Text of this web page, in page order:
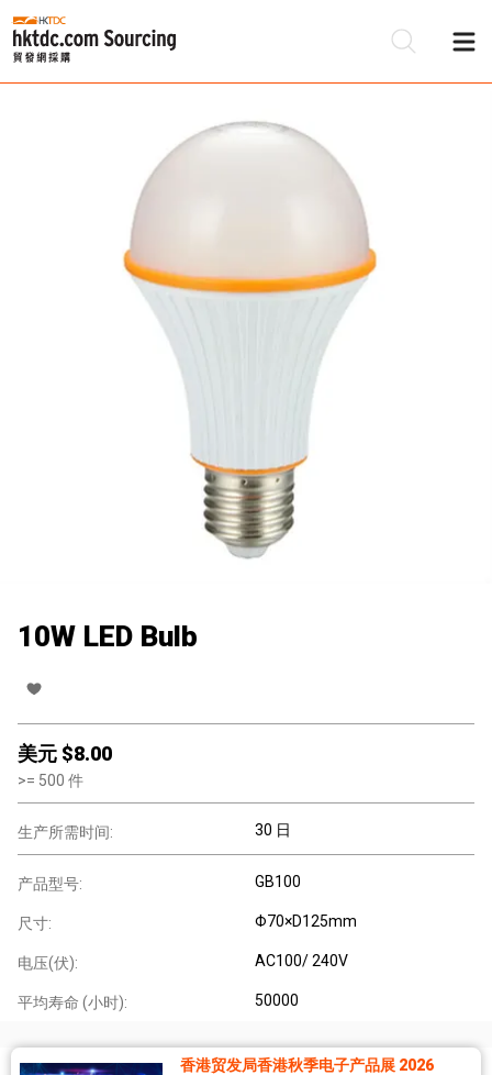
10W LED Bulb
美元 $8.00
>= 500 件
生产所需时间: 30 日
产品型号: GB100
尺寸: Φ70×D125mm
电压(伏): AC100/ 240V
平均寿命 (小时): 50000
香港贸发局香港秋季电子产品展 2026